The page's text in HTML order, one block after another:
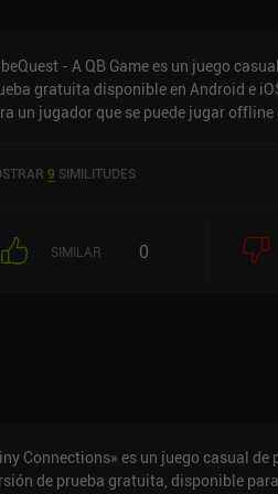
- A QB Game es un juego
gratuita disponible en Android e
un jugador que se puede jugar
5,0 en la App Store de iOS.
9 SIMILITUDES
SIMILAR 0
Connections» es un juego casual de
de prueba gratuita, disponible